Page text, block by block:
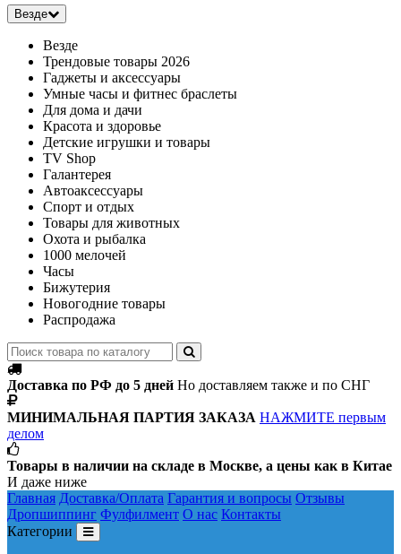
Везде
Везде
Трендовые товары 2026
Гаджеты и аксессуары
Умные часы и фитнес браслеты
Для дома и дачи
Красота и здоровье
Детские игрушки и товары
TV Shop
Галантерея
Автоаксессуары
Спорт и отдых
Товары для животных
Охота и рыбалка
1000 мелочей
Часы
Бижутерия
Новогодние товары
Распродажа
Доставка по РФ до 5 дней Но доставляем также и по СНГ
МИНИМАЛЬНАЯ ПАРТИЯ ЗАКАЗА НАЖМИТЕ первым
делом
Товары в наличии на складе в Москве, а цены как в Китае
И даже ниже
Главная Доставка/Оплата Гарантия и вопросы Отзывы
Дропшиппинг Фулфилмент О нас Контакты
Категории